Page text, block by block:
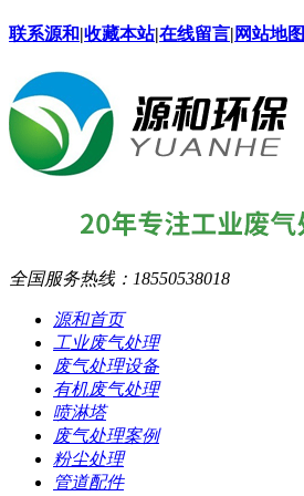
联系源和|收藏本站|在线留言| 网站地图
全国服务热线： 18550538018
源和首页
工业废气处理
废气处理设备
有机废气处理
喷淋塔
废气处理案例
粉尘处理
管道配件